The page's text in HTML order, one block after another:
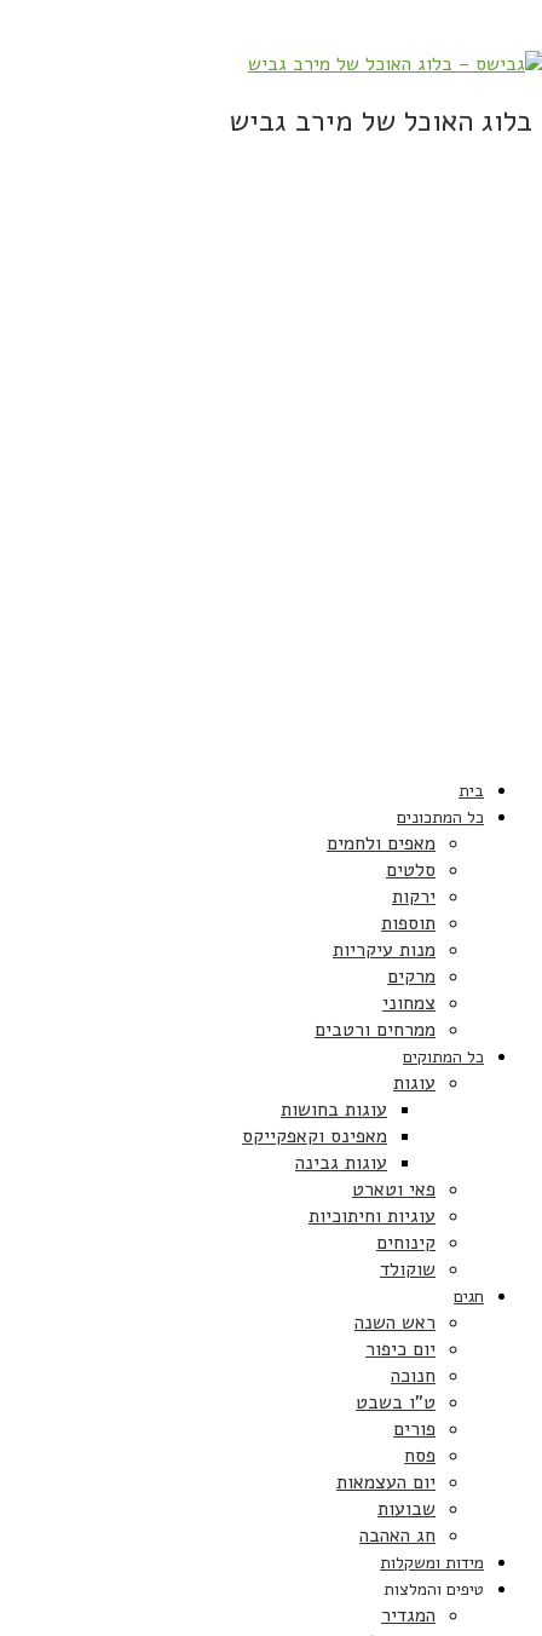
בלוג האוכל של מירב גביש
בית
כל המתכונים
מאפים ולחמים
סלטים
ירקות
תוספות
מנות עיקריות
מרקים
צמחוני
ממרחים ורטבים
כל המתוקים
עוגות
עוגות בחושות
מאפינס וקאפקייקס
עוגות גבינה
פאי וטארט
עוגיות וחיתוכיות
קינוחים
שוקולד
חגים
ראש השנה
יום כיפור
חנוכה
ט”ו בשבט
פורים
פסח
יום העצמאות
שבועות
חג האהבה
מידות ומשקלות
טיפים והמלצות
המגדיר